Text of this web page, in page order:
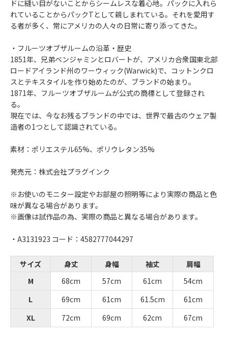
ドに縫い目がないことからシームレスな着心地。パックに入れら
れていることからパックTとして親しまれている。それを愛用す
る者が多く、常にアメリカの人々の日常に寄り添ってきた。
・フルーツオブザルームの沿革・歴史
1851年、兄弟ベンジャミンとロバートが、アメリカ合衆国東北部
ロードアイランド州のワーウィック(Warwick)で、コットンクロ
スとテキスタイルを作り始めたのが、ブランドの始まり。
1871年、フルーツオブザルームが公式の商標として登録され
る。
現在では、今なお残るブランドの中では、世界で最古のウェア製
造者の1つとして認識されている。
素材：ポリエステル65%、ポリウレタン35%
発売元：株式会社プラグインク
※お使いのモニター設定やお部屋の照明等により実際の商品と色
味が異なる場合があります。
※画像は試作品の為、実際の商品と異なる場合があります。
・A3131923 コード：4582777044297
サイズ 身丈 身幅 袖丈
肩幅
M
68cm 57cm 61cm
54cm
L
69cm 61cm 61.5cm
61cm
XL
72cm 69cm 62cm 67cm